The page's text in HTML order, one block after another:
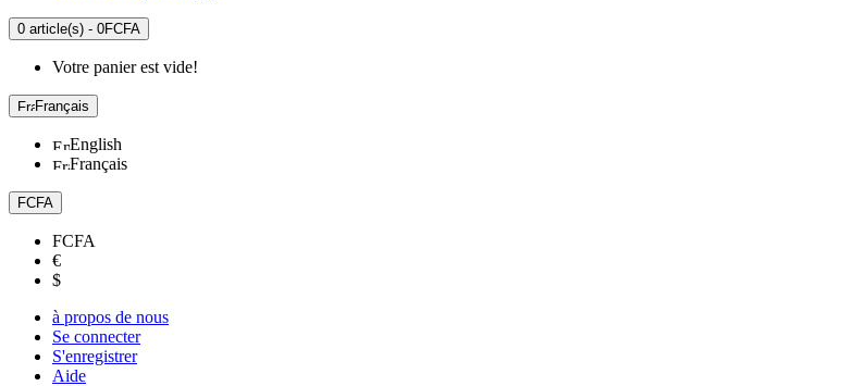
0 article(s) - 0FCFA
Votre panier est vide!
Français
English
Français
FCFA
FCFA
€
$
à propos de nous
Se connecter
S'enregistrer
Aide